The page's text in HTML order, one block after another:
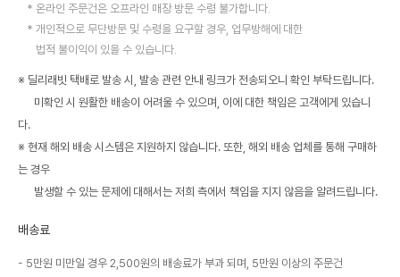
온라인 주문건은 오프라인 매장 방문 수령 불가합니다.
개인적으로 무단방문 및 수령을 요구할 경우, 업무방해에 대한
법적 불이익이 있을 수 있습니다.
※ 딜리래빗 택배로 발송 시, 발송 관련 안내 링크가 전송되오니 확인 부탁드립니다.
미확인 시 원활한 배송이 어려울 수 있으며, 이에 대한 책임은 고객에게 있습니
다.
※ 현재 해외 배송 시스템은 지원하지 않습니다. 또한, 해외 배송 업체를 통해 구매하
는 경우
발생할 수 있는 문제에 대해서는 저희 측에서 책임을 지지 않음을 알려드립니다.
배송료
5만원 미만일 경우 2,500원의 배송료가 부과 되며, 5만원 이상의 주문건